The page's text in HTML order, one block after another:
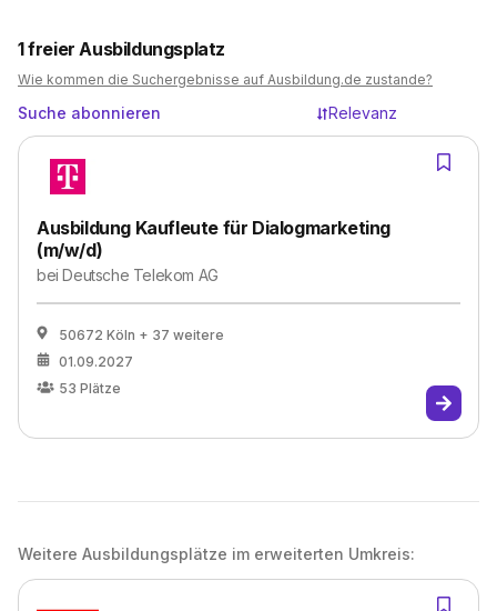
1freier Ausbildungsplatz
Wie kommen die Suchergebnisse auf Ausbildung.de zustande?
Suche abonnieren Relevanz
Ausbildung Kaufleute für Dialogmarketing
(m/w/d)
beiDeutsche Telekom AG
50672 Köln + 37 weitere
01.09.2027
53 Plätze
Weitere Ausbildungsplätze im erweiterten Umkreis: